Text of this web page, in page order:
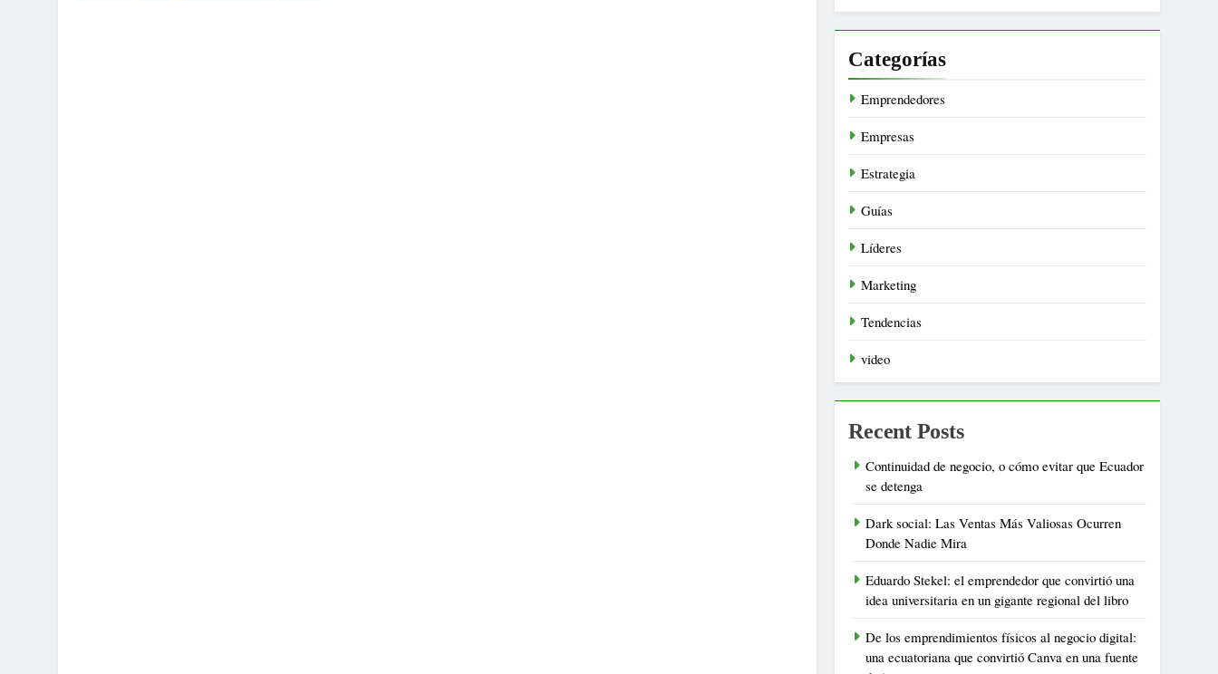
Categorías
Emprendedores
Empresas
Estrategia
Guías
Líderes
Marketing
Tendencias
video
Recent Posts
Continuidad de negocio, o cómo evitar que Ecuador
se detenga
Dark social: Las Ventas Más Valiosas Ocurren
Donde Nadie Mira
Eduardo Stekel: el emprendedor que convirtió una
idea universitaria en un gigante regional del libro
De los emprendimientos físicos al negocio digital:
una ecuatoriana que convirtió Canva en una fuente